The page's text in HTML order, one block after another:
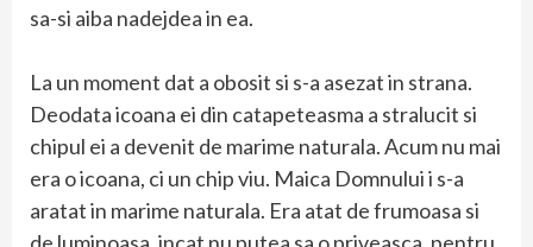
sa-si aiba nadejdea in ea.
La un moment dat a obosit si s-a asezat in strana.
Deodata icoana ei din catapeteasma a stralucit si
chipul ei a devenit de marime naturala. Acum nu mai
era o icoana, ci un chip viu. Maica Domnului i s-a
aratat in marime naturala. Era atat de frumoasa si
de luminoasa, incat nu putea sa o priveasca, pentru